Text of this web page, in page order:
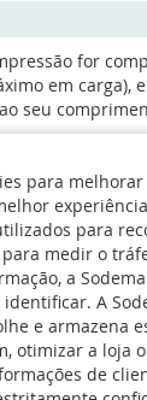
for
em carga),
seu
para
para
medir o
a
identificar. A
e armazena
otimizar a loja
de